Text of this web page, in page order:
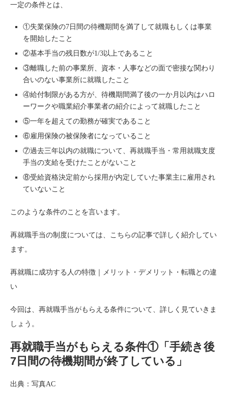
一定の条件とは、
①失業保険の7日間の待機期間を満了して就職もしくは事業
を開始したこと
②基本手当の残日数が1/3以上であること
③離職した前の事業所、資本・人事などの面で密接な関わり
合いのない事業所に就職したこと
④給付制限がある方が、待機期間満了後の一か月以内はハロ
ーワークや職業紹介事業者の紹介によって就職したこと
⑤一年を超えての勤務が確実であること
⑥雇用保険の被保険者になっていること
⑦過去三年以内の就職について、再就職手当・常用就職支度
手当の支給を受けたことがないこと
⑧受給資格決定前から採用が内定していた事業主に雇用され
ていないこと
このような条件のことを言います。
再就職手当の制度については、こちらの記事で詳しく紹介してい
ます。
再就職に成功する人の特徴｜メリット・デメリット・転職との違
い
今回は、再就職手当がもらえる条件について、詳しく見ていきま
しょう。
再就職手当がもらえる条件①「手続き後
7日間の待機期間が終了している」
出典：写真AC